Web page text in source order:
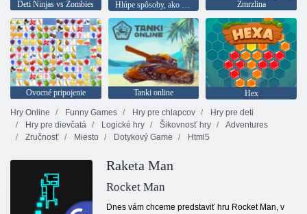
Deti Ninjas vs Zombies Hlúpe spôsoby, ako zomrieť 2 Zmrzlina
Ovocné pripojenie Tanki online
Hex
Hry Online
Funny Games Hry pre chlapcov
Hry pre deti
Hry pre dievčatá
Logické hry Šikovnosť hry
Adventures
Zručnosť
Miesto Dotykový Game Html5
Raketa Man
Rocket Man
Dnes vám chceme predstaviť hru Rocket Man, v